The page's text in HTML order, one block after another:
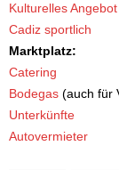
Kulturelles
Cadiz sportlich
Marktplatz:
Catering
Bodegas (auch für
Unterkünfte
Autovermieter